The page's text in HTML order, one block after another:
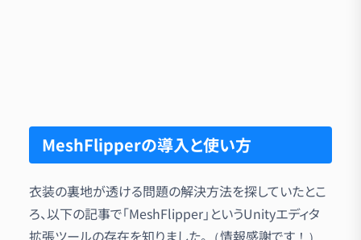
MeshFlipperの導入と使い方
衣装の裏地が透ける問題の解決方法を探していたとこ
ろ、以下の記事で「MeshFlipper」というUnityエディタ
拡張ツールの存在を知りました。（情報感謝です！）